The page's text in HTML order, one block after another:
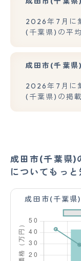
2026年7月に
(千葉県)の平
成田市(千葉県
2026年7月に
(千葉県)の掲
成田市(千葉県)
についてもっと
成田市(千葉県